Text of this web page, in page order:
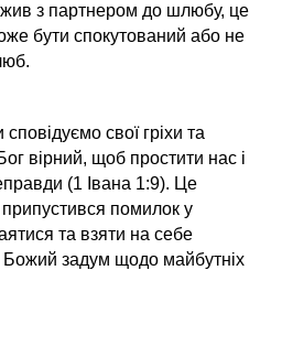
з партнером до шлюбу, це
бути спокутований або не
свої гріхи та
вірний, щоб простити нас і
(1 Івана 1:9). Це
помилок у
та взяти на себе
Божий задум щодо майбутніх